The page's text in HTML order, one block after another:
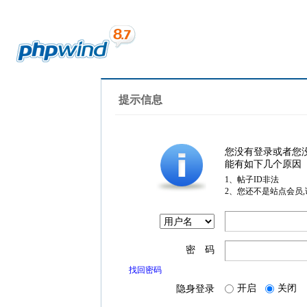
提示信息
您没有登录或者您
能有如下几个原因
1、帖子ID非法
2、您还不是站点会员
密 码
找回密码
隐身登录 开启 关闭